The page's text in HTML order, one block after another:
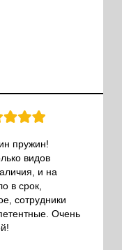
пружин!
видов
и на
в срок,
сотрудники
Очень